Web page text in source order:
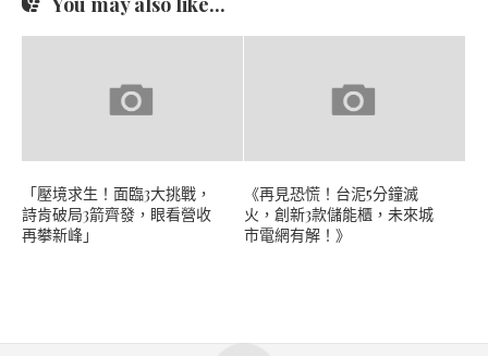
「壓境求生！面臨3大挑戰，
詩肯破局3箭齊發，眼看營收
再攀新峰」
《再見恐慌！台泥5分鐘滅
火，創新3款儲能櫃，未來城
市電網有解！》